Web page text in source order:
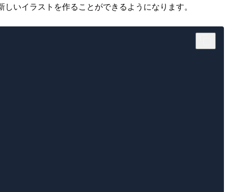
いイラストを作ることができるようになります。